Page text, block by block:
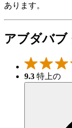
あります。
アブダバブ
9.3 特上の